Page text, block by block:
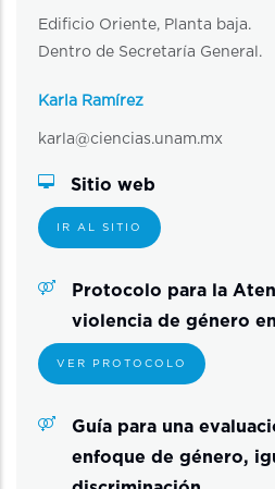
Edificio Oriente, Planta baja.
Dentro de Secretaría General.
Karla Ramírez
karla@ciencias.unam.mx
Sitio web
IR AL SITIO
Protocolo para la
violencia de género
VER PROTOCOLO
Guía para una
enfoque de género,